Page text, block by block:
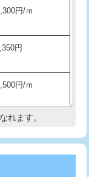
円
円
円
円
円/ｍ
円
円/ｍ
調査
れます。